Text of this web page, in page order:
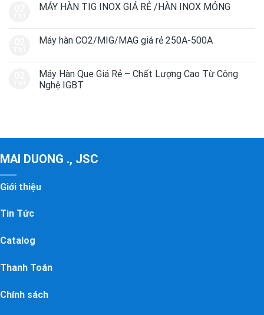
MÁY HÀN TIG INOX GIÁ RẺ /HÀN INOX MỎNG
Máy hàn CO2/MIG/MAG giá rẻ 250A-500A
Máy Hàn Que Giá Rẻ – Chất Lượng Cao Từ Công
Nghệ IGBT
MAI DUONG ., JSC
Giới thiệu
Tin Tức
Catalog
Thanh Toán
Chính sách